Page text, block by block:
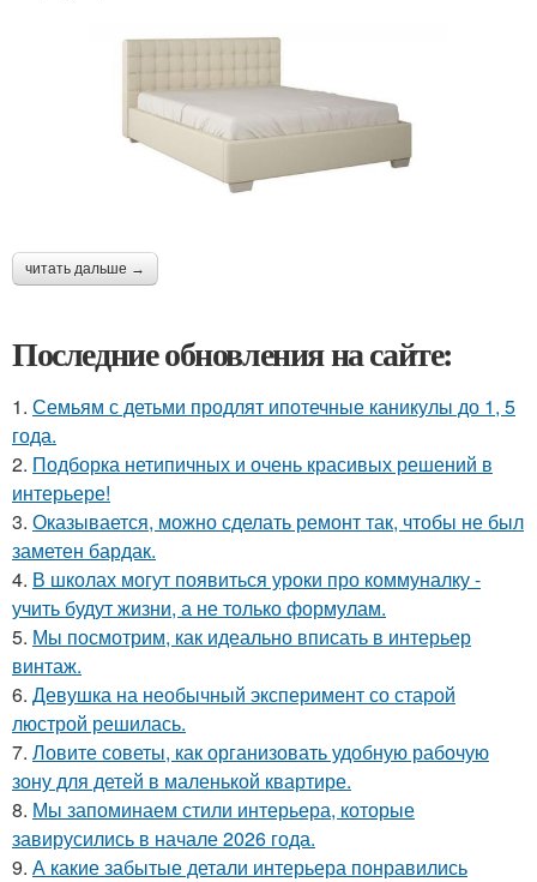
читать дальше →
Последние обновления на сайте:
1. Семьям с детьми продлят ипотечные каникулы до 1, 5
года.
2. Подборка нетипичных и очень красивых решений в
интерьере!
3. Оказывается, можно сделать ремонт так, чтобы не был
заметен бардак.
4. В школах могут появиться уроки про коммуналку -
учить будут жизни, а не только формулам.
5. Мы посмотрим, как идеально вписать в интерьер
винтаж.
6. Девушка на необычный эксперимент со старой
люстрой решилась.
7. Ловите советы, как организовать удобную рабочую
зону для детей в маленькой квартире.
8. Мы запоминаем стили интерьера, которые
завирусились в начале 2026 года.
9. А какие забытые детали интерьера понравились